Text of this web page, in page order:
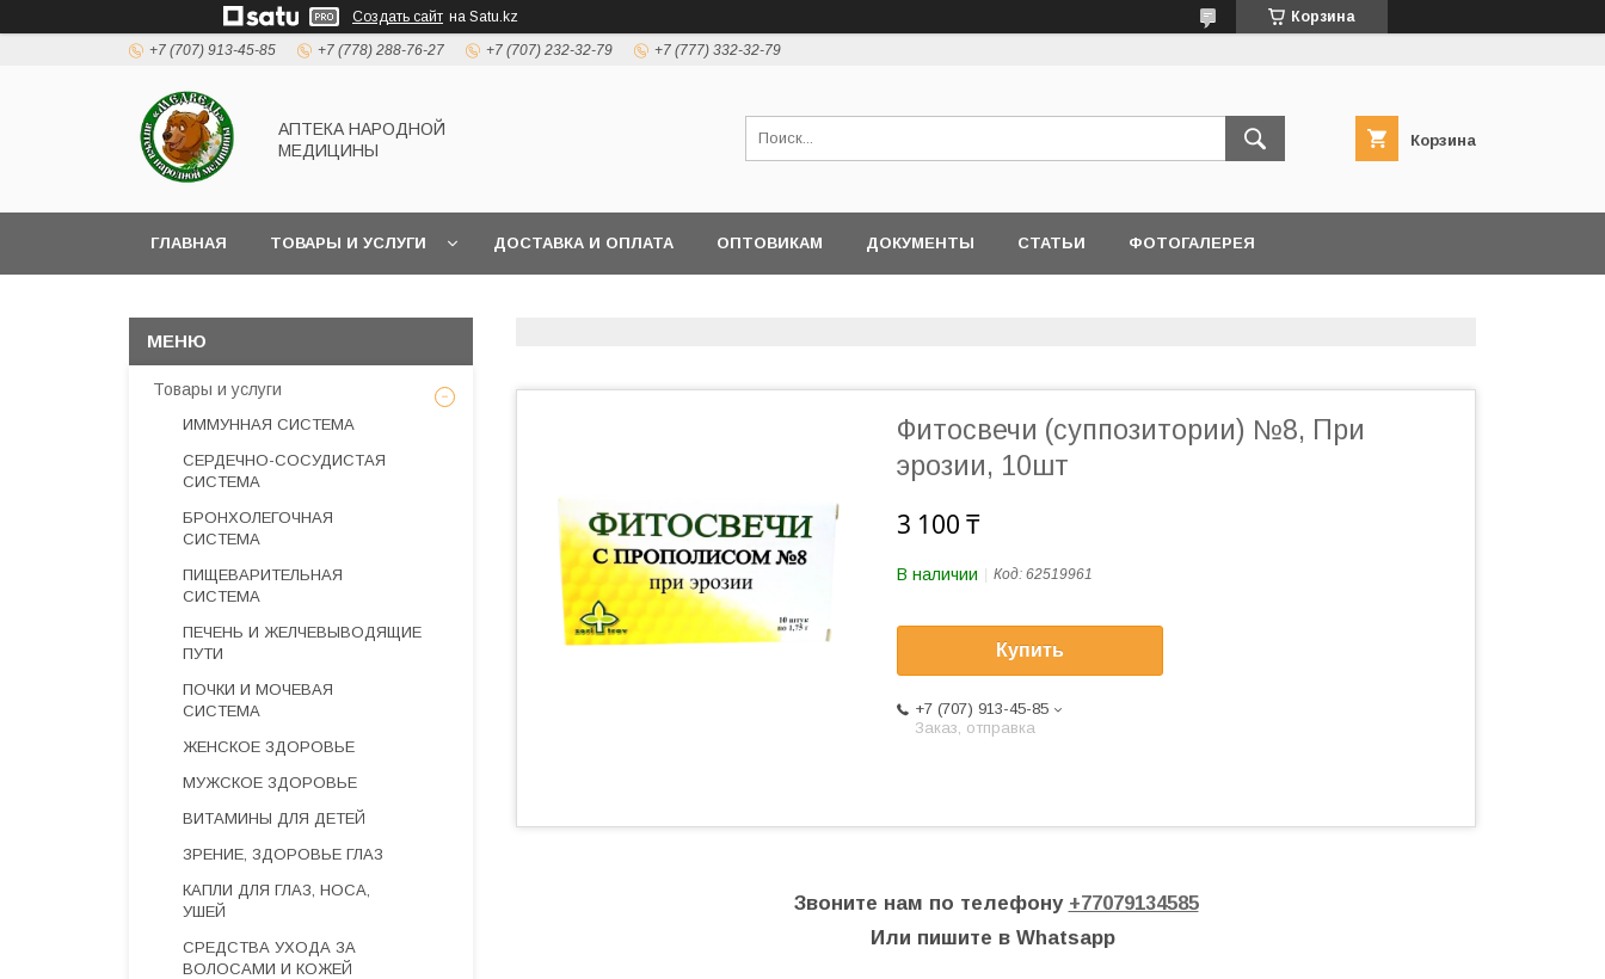
Создать сайт на Satu.kz Корзина
+7 (707) 913-45-85 +7 (778) 288-76-27 +7 (707) 232-32-79 +7 (777) 332-32-79
АПТЕКА НАРОДНОЙ
МЕДИЦИНЫ
Корзина
ГЛАВНАЯ ТОВАРЫ И УСЛУГИ ДОСТАВКА И ОПЛАТА ОПТОВИКАМ ДОКУМЕНТЫ СТАТЬИ ФОТОГАЛЕРЕЯ
Фитосвечи (суппозитории) №8, При
эрозии, 10шт
3 100 ₸
В наличии Код: 62519961
Купить
+7 (707) 913-45-85
Заказ, отправка
Звоните нам по телефону +77079134585
Или пишите в Whatsapp
Товары и услуги
ИММУННАЯ СИСТЕМА
СЕРДЕЧНО-СОСУДИСТАЯ
СИСТЕМА
БРОНХОЛЕГОЧНАЯ
СИСТЕМА
ПИЩЕВАРИТЕЛЬНАЯ
СИСТЕМА
ПЕЧЕНЬ И ЖЕЛЧЕВЫВОДЯЩИЕ
ПУТИ
ПОЧКИ И МОЧЕВАЯ
СИСТЕМА
ЖЕНСКОЕ ЗДОРОВЬЕ
МУЖСКОЕ ЗДОРОВЬЕ
ВИТАМИНЫ ДЛЯ ДЕТЕЙ
ЗРЕНИЕ, ЗДОРОВЬЕ ГЛАЗ
КАПЛИ ДЛЯ ГЛАЗ, НОСА,
УШЕЙ
СРЕДСТВА УХОДА ЗА
ВОЛОСАМИ И КОЖЕЙ